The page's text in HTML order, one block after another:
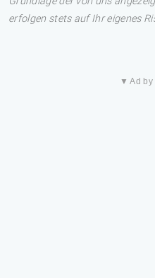
erfolgen stets auf Ihr eigenes
▼ Ad by